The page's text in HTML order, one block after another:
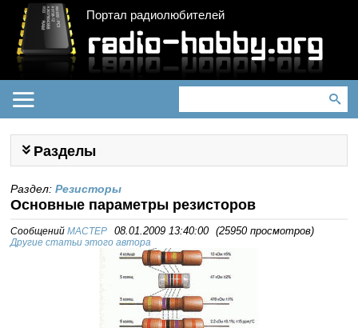
Портал радиолюбителей
Разделы
Раздел:Резисторы
Основные параметры резисторов
СообщенийMACTEP 08.01.2009 13:40:00 (25950 просмотров)
Другие статьи этого автора